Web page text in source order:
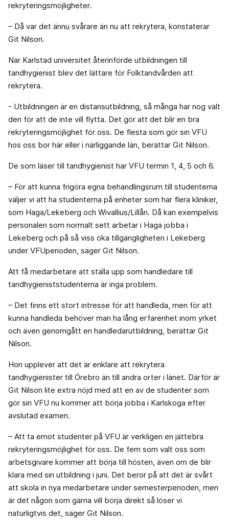
rekryteringsmöjligheter.
– Då var det ännu svårare än nu att rekrytera, konstaterar
Git Nilson.
När Karlstad universitet återinförde utbildningen till
tandhygienist blev det lättare för Folktandvården att
rekrytera.
- Utbildningen är en distansutbildning, så många har nog valt
den för att de inte vill flytta. Det gör att det blir en bra
rekryteringsmöjlighet för oss. De flesta som gör sin VFU
hos oss bor här eller i närliggande län, berättar Git Nilson.
De som läser till tandhygienist har VFU termin 1, 4, 5 och 6.
– För att kunna frigöra egna behandlingsrum till studenterna
väljer vi att ha studenterna på enheter som har flera kliniker,
som Haga/Lekeberg och Wivallius/Lillån. Då kan exempelvis
personalen som normalt sett arbetar i Haga jobba i
Lekeberg och på så viss öka tillgängligheten i Lekeberg
under VFUperioden, säger Git Nilson.
Att få medarbetare att ställa upp som handledare till
tandhygieniststudenterna är inga problem.
– Det finns ett stort intresse för att handleda, men för att
kunna handleda behöver man ha lång erfarenhet inom yrket
och även genomgått en handledarutbildning, berättar Git
Nilson.
Hon upplever att det är enklare att rekrytera
tandhygienister till Örebro än till andra orter i länet. Därför är
Git Nilson lite extra nöjd med att en av de studenter som
gör sin VFU nu kommer att börja jobba i Karlskoga efter
avslutad examen.
– Att ta emot studenter på VFU är verkligen en jättebra
rekryteringsmöjlighet för oss. De fem som valt oss som
arbetsgivare kommer att börja till hösten, även om de blir
klara med sin utbildning i juni. Det beror på att det är svårt
att skola in nya medarbetare under semesterperioden, men
är det någon som gärna vill börja direkt så löser vi
naturligtvis det, säger Git Nilson.